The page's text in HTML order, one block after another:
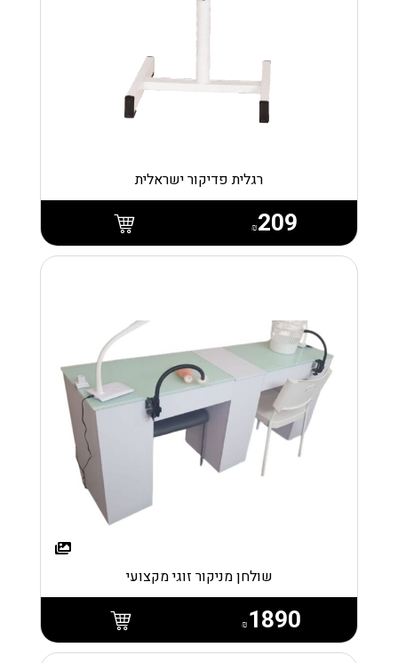
רגלית פדיקור ישראלית
₪209
שולחן מניקור זוגי מקצועי
₪ 1890